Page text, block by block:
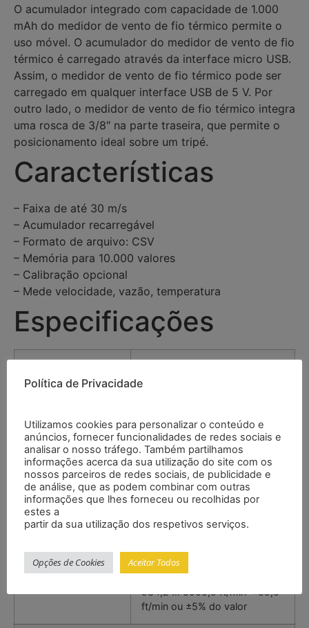
O acumulador integrado com capacidade de 1.000
mAh do medidor de vento de fio térmico permite o
uso móvel. O acumulador do medidor de vento de fio
térmico é carregado através da interface micro USB.
Assim, o medidor de vento de fio térmico pode ser
carregado em qualquer interface USB de 5 V. Por
outro lado, o medidor de vento de fio térmico integra
uma rosca de 3/8″ na parte traseira, que permite o
posicionamento ideal sobre um tripé.
Características
– Faixa de até 30 m/s
– Acumulador recarregável
– Formato de arquivo: CSV
– Memória para 10.000 valores
– Calibração opcional
– Mede velocidade, vazão, temperatura
Especificações
0,0 … 5905,5 ft/min
Resolução
0,01 m/s
0,1 ft/min
Precisão*
0 … 5 m/s ±0,10
m/s ou ±5% do valor
5 … 30 m/s ±0,30
0 … 984,2 ft/min ±19,6
ft/min ou ±5% do valor
984,2 … 5905,5 ft/min ±59,0
ft/min ou ±5% do valor
Política de Privacidade
Utilizamos cookies para personalizar o conteúdo e
anúncios, fornecer funcionalidades de redes sociais e
analisar o nosso tráfego. Também partilhamos
informações acerca da sua utilização do site com os
nossos parceiros de redes sociais, de publicidade e
de análise, que as podem combinar com outras
informações que lhes forneceu ou recolhidas por
estes a
partir da sua utilização dos respetivos serviços.
Opções de Cookies Aceitar Todos